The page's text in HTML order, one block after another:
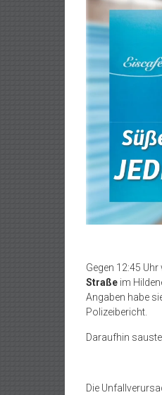
Gegen 12:45
Straße im
Angaben habe
Polizeibericht.
Daraufhin
Die